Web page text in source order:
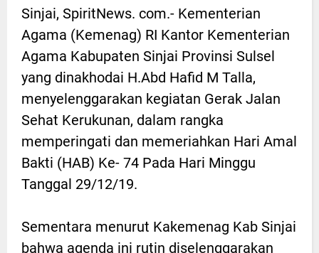
Sinjai, SpiritNews. com.- Kementerian
Agama (Kemenag) RI Kantor Kementerian
Agama Kabupaten Sinjai Provinsi Sulsel
yang dinakhodai H.Abd Hafid M Talla,
menyelenggarakan kegiatan Gerak Jalan
Sehat Kerukunan, dalam rangka
memperingati dan memeriahkan Hari Amal
Bakti (HAB) Ke- 74 Pada Hari Minggu
Tanggal 29/12/19.
Sementara menurut Kakemenag Kab Sinjai
bahwa agenda ini rutin diselenggarakan